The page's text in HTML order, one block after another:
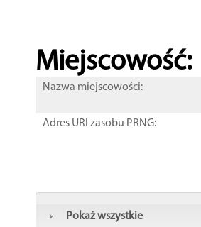
Miejscowość:
Nazwa miejscowości:
Adres URI zasobu PRNG:
Pokaż wszystkie